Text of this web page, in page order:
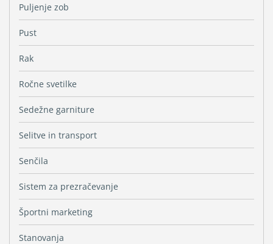
Puljenje zob
Pust
Rak
Ročne svetilke
Sedežne garniture
Selitve in transport
Senčila
Sistem za prezračevanje
Športni marketing
Stanovanja